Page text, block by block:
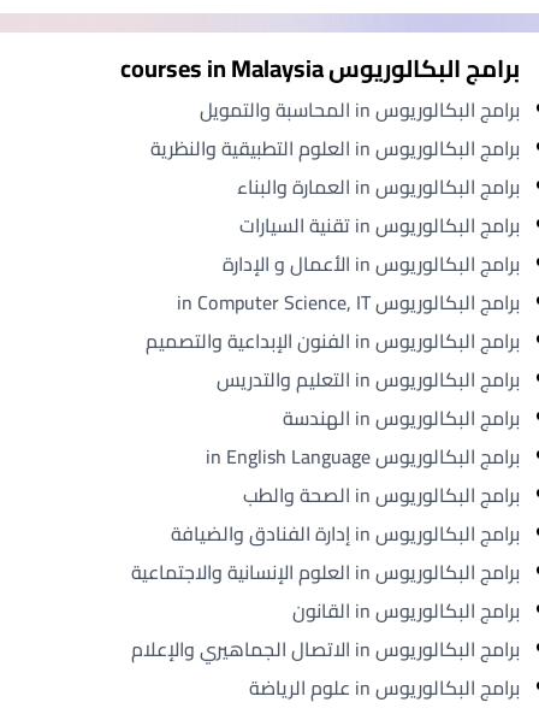
برامج البكالوريوس courses in Malaysia
برامج البكالوريوس in المحاسبة والتمويل
برامج البكالوريوس in العلوم التطبيقية والنظرية
برامج البكالوريوس in العمارة والبناء
برامج البكالوريوس in تقنية السيارات
برامج البكالوريوس in الأعمال و الإدارة
برامج البكالوريوس in Computer Science, IT
برامج البكالوريوس in الفنون الإبداعية والتصميم
برامج البكالوريوس in التعليم والتدريس
برامج البكالوريوس in الهندسة
برامج البكالوريوس in English Language
برامج البكالوريوس in الصحة والطب
برامج البكالوريوس in إدارة الفنادق والضيافة
برامج البكالوريوس in العلوم الإنسانية والاجتماعية
برامج البكالوريوس in القانون
برامج البكالوريوس in الاتصال الجماهيري والإعلام
برامج البكالوريوس in علوم الرياضة